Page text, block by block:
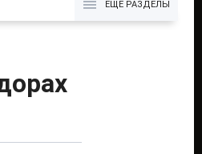
ЕЩЁ РАЗДЕЛЫ